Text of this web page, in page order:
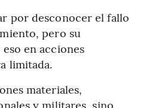
por desconocer el fallo
pero su
en acciones
limitada.
materiales,
y militares, sino